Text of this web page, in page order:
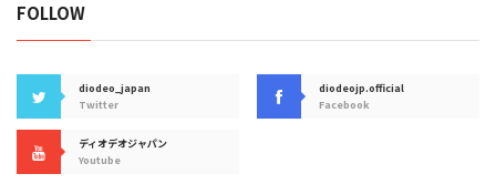
FOLLOW
diodeo_japan
Twitter
diodeojp.official
Facebook
ディオデオジャパン
Youtube